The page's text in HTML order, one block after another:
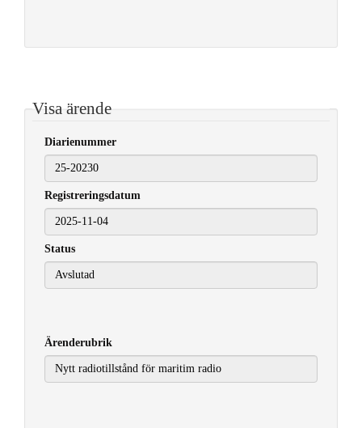
Visa ärende
Diarienummer
Registreringsdatum
2025-11-04
Status
Ärenderubrik